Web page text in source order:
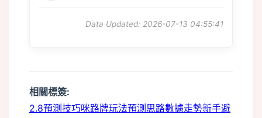
Data Updated: 2026-07-13 04:55:41
相關標簽:
2.8預測技巧咪路牌玩法預測思路數據走勢新手避